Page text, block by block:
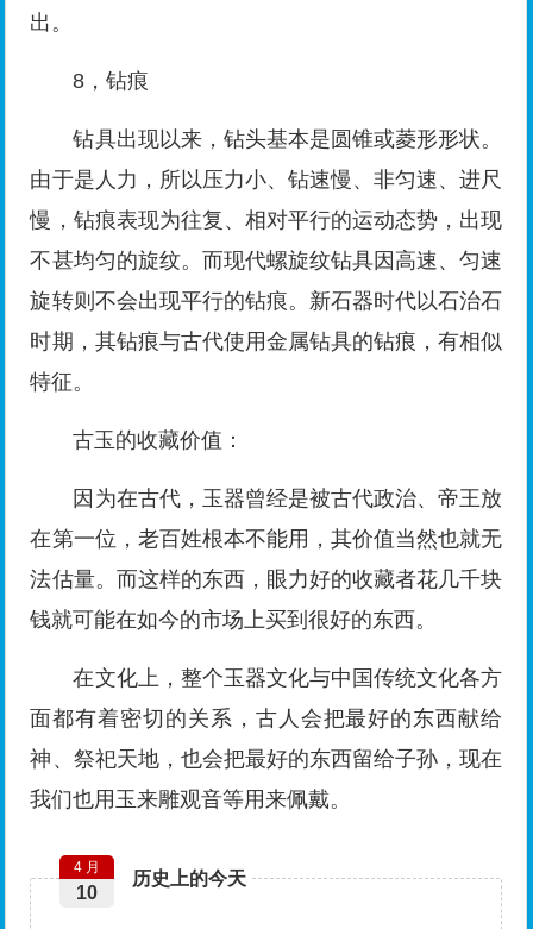
出。
8，钻痕
钻具出现以来，钻头基本是圆锥或菱形形状。
由于是人力，所以压力小、钻速慢、非匀速、进尺
慢，钻痕表现为往复、相对平行的运动态势，出现
不甚均匀的旋纹。而现代螺旋纹钻具因高速、匀速
旋转则不会出现平行的钻痕。新石器时代以石治石
时期，其钻痕与古代使用金属钻具的钻痕，有相似
特征。
古玉的收藏价值：
因为在古代，玉器曾经是被古代政治、帝王放
在第一位，老百姓根本不能用，其价值当然也就无
法估量。而这样的东西，眼力好的收藏者花几千块
钱就可能在如今的市场上买到很好的东西。
在文化上，整个玉器文化与中国传统文化各方
面都有着密切的关系，古人会把最好的东西献给
神、祭祀天地，也会把最好的东西留给子孙，现在
我们也用玉来雕观音等用来佩戴。
历史上的今天
4 月
10